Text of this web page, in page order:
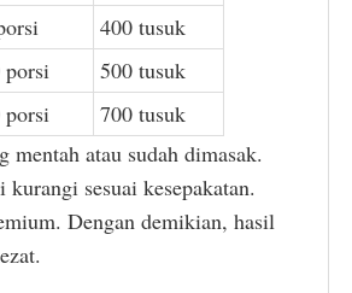
400 tusuk
porsi
500 tusuk
porsi 700 tusuk
atau sudah dimasak.
sesuai kesepakatan.
Dengan demikian, hasil